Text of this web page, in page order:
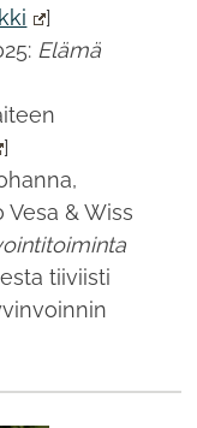
]
Elämä
]
Vesa & Wiss
tiiviisti